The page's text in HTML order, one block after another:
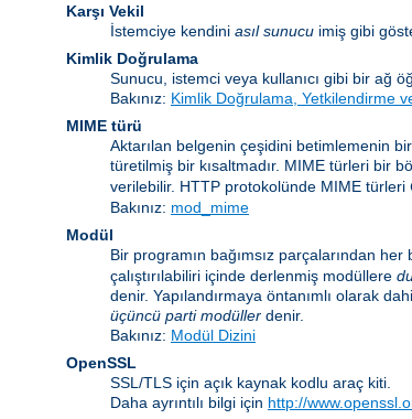
Karşı Vekil
İstemciye kendini asıl sunucu imiş gibi
Kimlik Doğrulama
Sunucu, istemci veya kullanıcı gibi bir ağ
Bakınız: Kimlik Doğrulama, Yetkilendirme
MIME türü
Aktarılan belgenin çeşidini betimlemenin
türetilmiş bir kısaltmadır. MIME türleri bir
verilebilir. HTTP protokolünde MIME türleri
Bakınız: mod_mime
Modül
Bir programın bağımsız parçalarından
çalıştırılabiliri içinde derlenmiş modüllere
denir. Yapılandırmaya öntanımlı olarak
üçüncü parti modüller denir.
Bakınız: Modül Dizini
OpenSSL
SSL/TLS için açık kaynak kodlu araç kiti.
Daha ayrıntılı bilgi için http://